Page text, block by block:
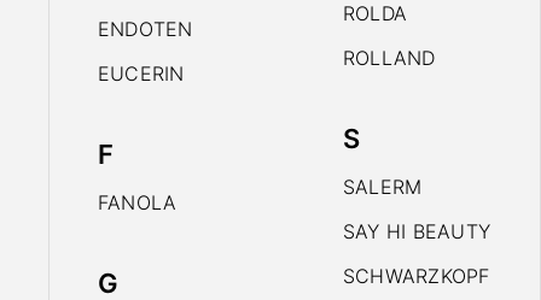
ENDOTEN
EUCERIN
F
FANOLA
G
ROLDA
ROLLAND
S
SALERM
SAY HI BEAUTY
SCHWARZKOPF